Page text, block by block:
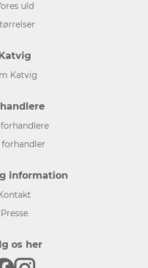
uld
Katvig
Katvig
forhandler
information
Presse
os her